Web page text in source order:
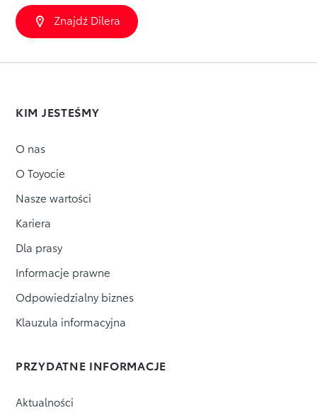
Znajdź Dilera
KIM JESTEŚMY
O nas
O Toyocie
Nasze wartości
Kariera
Dla prasy
Informacje prawne
Odpowiedzialny biznes
Klauzula informacyjna
PRZYDATNE INFORMACJE
Aktualności